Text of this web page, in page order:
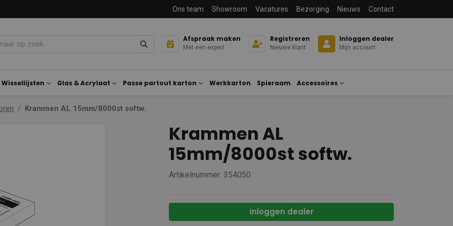
Ons team Showroom Vacatures Bezorging Nieuws Contact
Afspraak maken
Met een expert
Registreren
Nieuwe klant
Inloggen dealer
Mijn account
Wissellijsten Glas & Acrylaat Passe partout karton Werkkarton Spieraam Accessoires
Krammen AL 15mm/8000st softw.
Krammen AL
15mm/8000st softw.
Artikelnummer: 354050
Inloggen dealer